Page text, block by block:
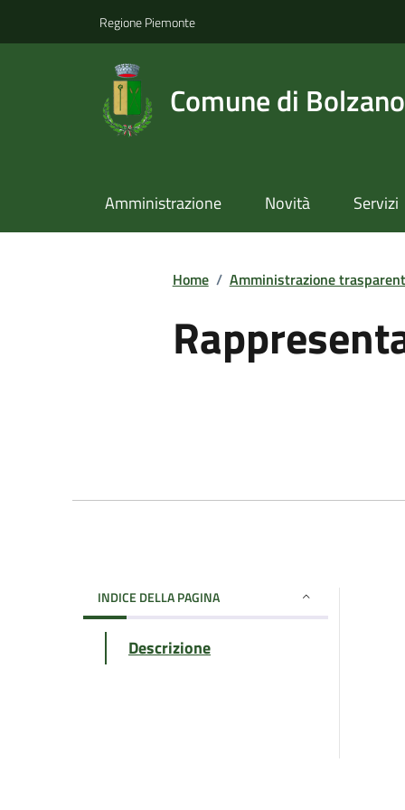
Regione Piemonte
Comune di
Amministrazione Novità Servizi
Home / Amministrazione
INDICE DELLA PAGINA
Descrizione